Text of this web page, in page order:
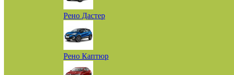
Рено Дастер
Рено Каптюр